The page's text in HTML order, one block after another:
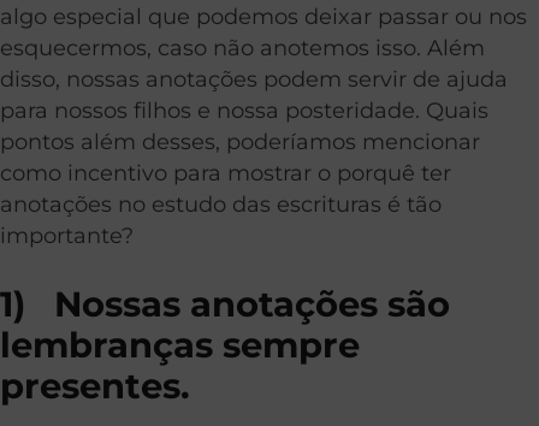
algo especial que podemos deixar passar ou nos
esquecermos, caso não anotemos isso. Além
disso, nossas anotações podem servir de ajuda
para nossos filhos e nossa posteridade. Quais
pontos além desses, poderíamos mencionar
como incentivo para mostrar o porquê ter
anotações no estudo das escrituras é tão
importante?
1)
Nossas anotações são
lembranças sempre
presentes.